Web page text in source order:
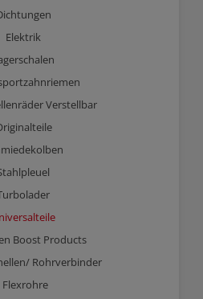
Elektrik
Verstellbar
Boost Products
Rohrverbinder
Flexrohre